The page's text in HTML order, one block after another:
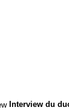
Interview du